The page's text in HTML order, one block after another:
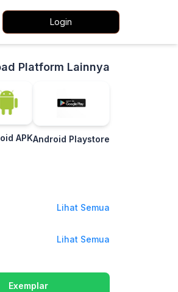
Login
Platform Lainnya
APKAndroid Playstore
Lihat Semua
Lihat Semua
Exemplar